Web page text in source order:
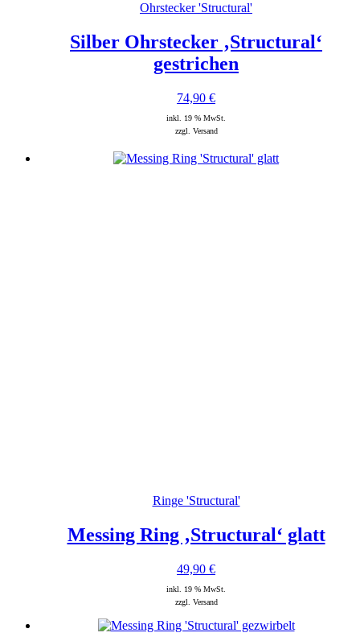
Ohrstecker 'Structural'
Silber Ohrstecker ‚Structural‘
gestrichen
74,90 €
inkl. 19 % MwSt.
zzgl. Versand
Ringe 'Structural'
Messing Ring ‚Structural‘ glatt
49,90 €
inkl. 19 % MwSt.
zzgl. Versand